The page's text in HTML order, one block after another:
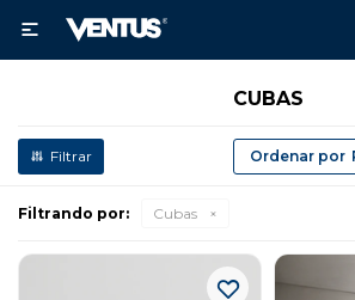

CUBAS
Filtrando por: Cubas